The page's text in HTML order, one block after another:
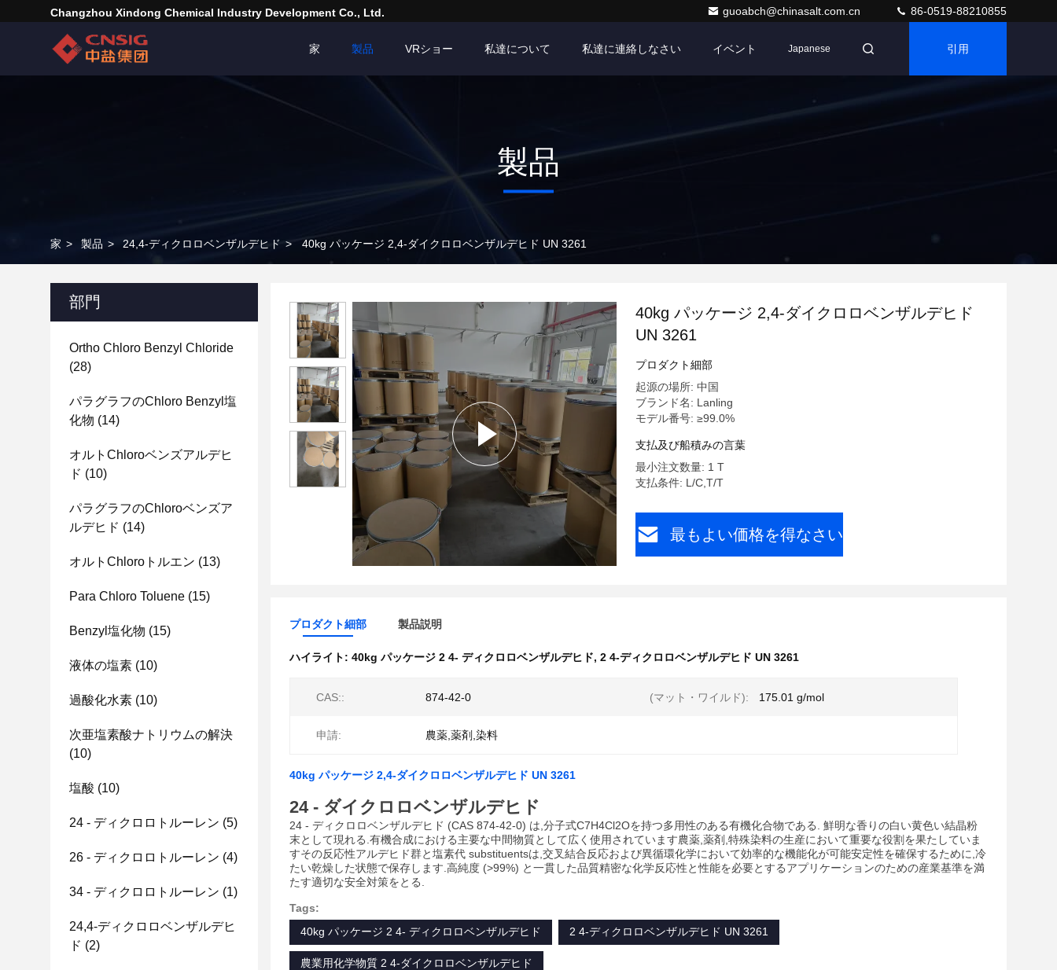
Changzhou Xindong Chemical Industry Development Co., Ltd. guoabch@chinasalt.com.cn 86-0519-88210855
家 製品 VRショー 私達について 私達に連絡しなさい イベント Japanese 引用
製品
家 > 製品 > 24,4-ディクロロベンザルデヒド > 40kg パッケージ 2,4-ダイクロロベンザルデヒド UN 3261
部門
Ortho Chloro Benzyl Chloride
(28)
パラグラフのChloro Benzyl塩
化物 (14)
オルトChloroベンズアルデヒ
ド (10)
パラグラフのChloroベンズア
ルデヒド (14)
オルトChloroトルエン (13)
Para Chloro Toluene (15)
Benzyl塩化物 (15)
液体の塩素 (10)
過酸化水素 (10)
次亜塩素酸ナトリウムの解決
(10)
塩酸 (10)
24 - ディクロロトルーレン (5)
26 - ディクロロトルーレン (4)
34 - ディクロロトルーレン (1)
24,4-ディクロロベンザルデヒ
ド (2)
40kg パッケージ 2,4-ダイクロロベンザルデヒド
UN 3261
プロダクト細部
起源の場所: 中国
ブランド名: Lanling
モデル番号: ≥99.0%
支払及び船積みの言葉
最小注文数量: 1 T
支払条件: L/C,T/T
最もよい価格を得なさい
プロダクト細部 製品説明
ハイライト: 40kg パッケージ 2 4- ディクロロベンザルデヒド, 2 4-ディクロロベンザルデヒド UN 3261
CAS:: 874-42-0 (マット・ワイルド): 175.01 g/mol
申請: 農薬,薬剤,染料
40kg パッケージ 2,4-ダイクロロベンザルデヒド UN 3261
24 - ダイクロロベンザルデヒド
24 - ディクロロベンザルデヒド (CAS 874-42-0) は,分子式C7H4Cl2Oを持つ多用性のある有機化合物である. 鮮明な香りの白い黄色い結晶粉
末として現れる.有機合成における主要な中間物質として広く使用されています農薬,薬剤,特殊染料の生産において重要な役割を果たしていま
すその反応性アルデヒド群と塩素代 substituentsは,交叉結合反応および異循環化学において効率的な機能化が可能安定性を確保するために,冷
たい乾燥した状態で保存します.高純度 (>99%) と一貫した品質精密な化学反応性と性能を必要とするアプリケーションのための産業基準を満
たす適切な安全対策をとる.
Tags:
40kg パッケージ 2 4- ディクロロベンザルデヒド
2 4-ディクロロベンザルデヒド UN 3261
農業用化学物質 2 4-ダイクロロベンザルデヒド